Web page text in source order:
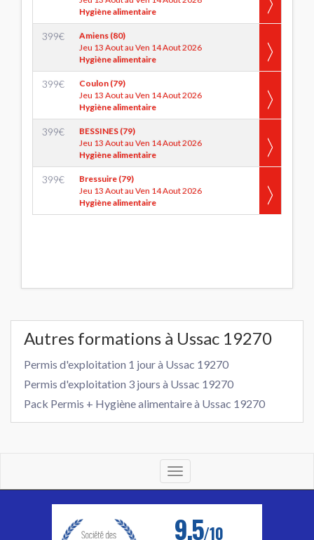
Hygiène alimentaire
399€
Amiens (80)
Jeu 13 Aout au Ven 14 Aout 2026
Hygiène alimentaire
399€
Coulon (79)
Jeu 13 Aout au Ven 14 Aout 2026
Hygiène alimentaire
399€
BESSINES (79)
Jeu 13 Aout au Ven 14 Aout 2026
Hygiène alimentaire
399€
Bressuire (79)
Jeu 13 Aout au Ven 14 Aout 2026
Hygiène alimentaire
Autres formations à Ussac 19270
Permis d'exploitation 1 jour à Ussac 19270
Permis d'exploitation 3 jours à Ussac 19270
Pack Permis + Hygiène alimentaire à Ussac 19270
Toggle
navigation